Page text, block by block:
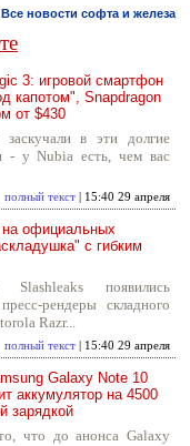
Все новости софта и железа
3: игровой смартфон
капотом", Snapdragon
от $430
в эти долгие
- у Nubia есть, чем вас
полный текст | 15:40 29 апреля
на официальных
с гибким
появились
рендеры складного
Razr...
полный текст | 15:40 29 апреля
Galaxy Note 10
аккумулятор на 4500
зарядкой
что до анонса Galaxy